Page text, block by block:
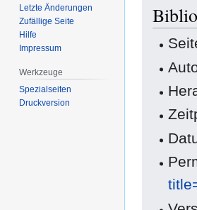
Navigation
springen
Suche
springen
Letzte Änderungen
Zufällige Seite
Hilfe
Impressum
Werkzeuge
Spezialseiten
Druckversion